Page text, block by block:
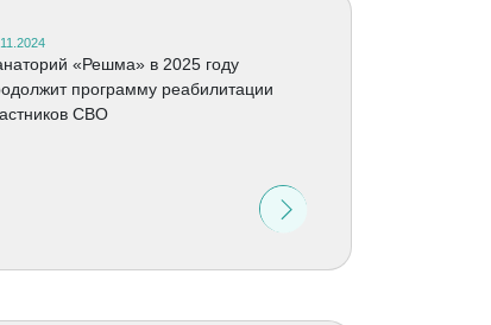
«Решма» в 2025 году
программу реабилитации
СВО